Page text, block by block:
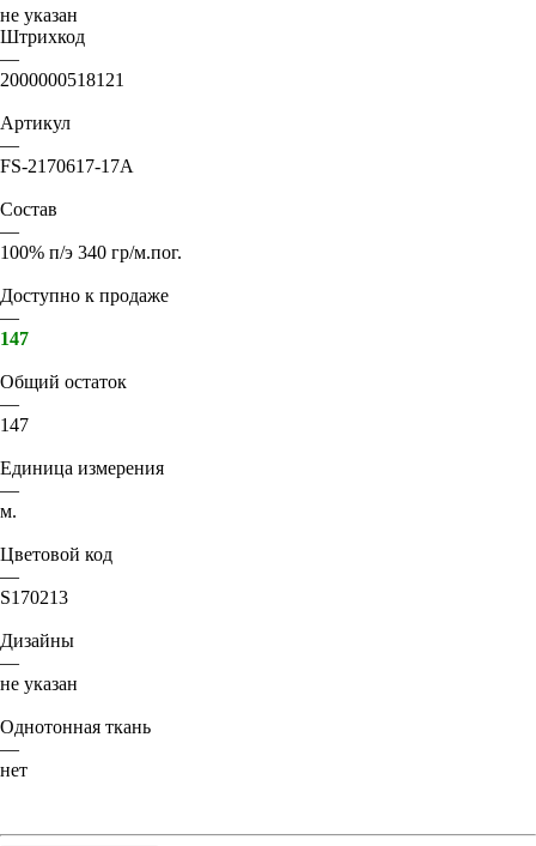
не указан
Штрихкод
—
2000000518121
Артикул
—
FS-2170617-17А
Состав
—
100% п/э 340 гр/м.пог.
Доступно к продаже
—
147
Общий остаток
—
147
Единица измерения
—
м.
Цветовой код
—
S170213
Дизайны
—
не указан
Однотонная ткань
—
нет